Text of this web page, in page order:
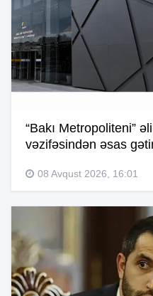
“Bakı Metropoliteni”
vəzifəsindən əsas
08 Avqust 2026, 16:01